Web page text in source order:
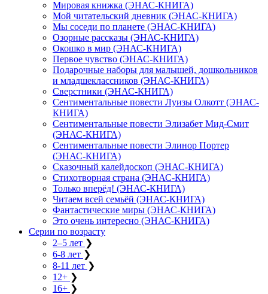
Мировая книжка (ЭНАС-КНИГА)
Мой читательский дневник (ЭНАС-КНИГА)
Мы соседи по планете (ЭНАС-КНИГА)
Озорные рассказы (ЭНАС-КНИГА)
Окошко в мир (ЭНАС-КНИГА)
Первое чувство (ЭНАС-КНИГА)
Подарочные наборы для малышей, дошкольников
и младшеклассников (ЭНАС-КНИГА)
Сверстники (ЭНАС-КНИГА)
Сентиментальные повести Луизы Олкотт (ЭНАС-
КНИГА)
Сентиментальные повести Элизабет Мид-Смит
(ЭНАС-КНИГА)
Сентиментальные повести Элинор Портер
(ЭНАС-КНИГА)
Сказочный калейдоскоп (ЭНАС-КНИГА)
Стихотворная страна (ЭНАС-КНИГА)
Только вперёд! (ЭНАС-КНИГА)
Читаем всей семьёй (ЭНАС-КНИГА)
Фантастические миры (ЭНАС-КНИГА)
Это очень интересно (ЭНАС-КНИГА)
Серии по возрасту
2–5 лет ❯
6-8 лет ❯
8-11 лет ❯
12+ ❯
16+ ❯